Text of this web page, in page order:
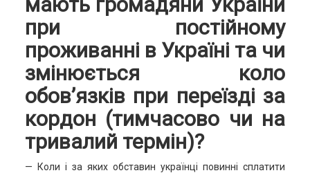
при постійному
проживанні в Україні та чи
змінюється коло
обов’язків при переїзді за
кордон (тимчасово чи на
тривалий термін)?
— Коли і за яких обставин українці повинні сплатити